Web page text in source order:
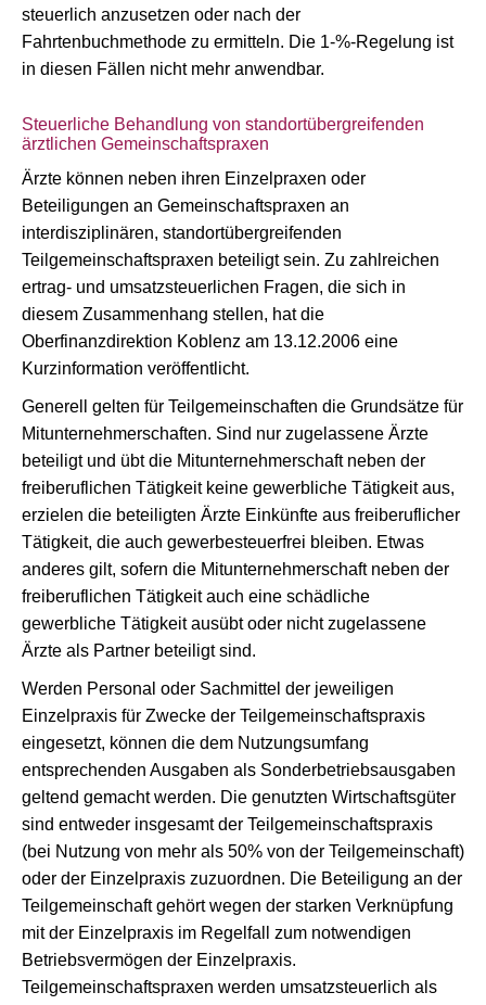
steuerlich anzusetzen oder nach der
Fahrtenbuchmethode zu ermitteln. Die 1-%-Regelung ist
in diesen Fällen nicht mehr anwendbar.
Steuerliche Behandlung von standortübergreifenden
ärztlichen Gemeinschaftspraxen
Ärzte können neben ihren Einzelpraxen oder
Beteiligungen an Gemeinschaftspraxen an
interdisziplinären, standortübergreifenden
Teilgemeinschaftspraxen beteiligt sein. Zu zahlreichen
ertrag- und umsatzsteuerlichen Fragen, die sich in
diesem Zusammenhang stellen, hat die
Oberfinanzdirektion Koblenz am 13.12.2006 eine
Kurzinformation veröffentlicht.
Generell gelten für Teilgemeinschaften die Grundsätze für
Mitunternehmerschaften. Sind nur zugelassene Ärzte
beteiligt und übt die Mitunternehmerschaft neben der
freiberuflichen Tätigkeit keine gewerbliche Tätigkeit aus,
erzielen die beteiligten Ärzte Einkünfte aus freiberuflicher
Tätigkeit, die auch gewerbesteuerfrei bleiben. Etwas
anderes gilt, sofern die Mitunternehmerschaft neben der
freiberuflichen Tätigkeit auch eine schädliche
gewerbliche Tätigkeit ausübt oder nicht zugelassene
Ärzte als Partner beteiligt sind.
Werden Personal oder Sachmittel der jeweiligen
Einzelpraxis für Zwecke der Teilgemeinschaftspraxis
eingesetzt, können die dem Nutzungsumfang
entsprechenden Ausgaben als Sonderbetriebsausgaben
geltend gemacht werden. Die genutzten Wirtschaftsgüter
sind entweder insgesamt der Teilgemeinschaftspraxis
(bei Nutzung von mehr als 50% von der Teilgemeinschaft)
oder der Einzelpraxis zuzuordnen. Die Beteiligung an der
Teilgemeinschaft gehört wegen der starken Verknüpfung
mit der Einzelpraxis im Regelfall zum notwendigen
Betriebsvermögen der Einzelpraxis.
Teilgemeinschaftspraxen werden umsatzsteuerlich als